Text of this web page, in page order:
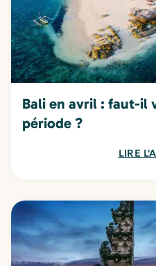
Bali en avril : faut-il
période ?
LIRE